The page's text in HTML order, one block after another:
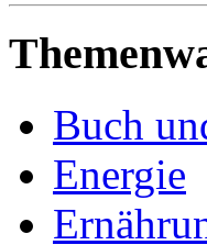
Buch
Energie